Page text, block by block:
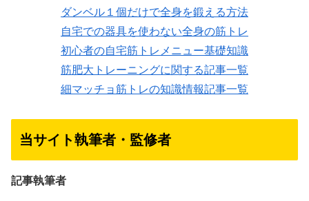
ダンベル１個だけで全身を鍛える方法
自宅での器具を使わない全身の筋トレ
初心者の自宅筋トレメニュー基礎知識
筋肥大トレーニングに関する記事一覧
細マッチョ筋トレの知識情報記事一覧
当サイト執筆者・監修者
記事執筆者